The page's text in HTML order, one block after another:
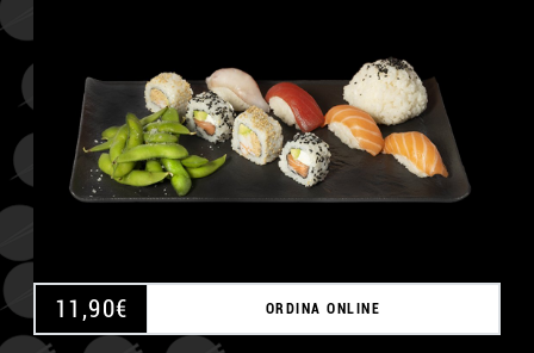
11,90€ ORDINA ONLINE